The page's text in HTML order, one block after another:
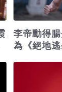
李帝勳得
為《絕地